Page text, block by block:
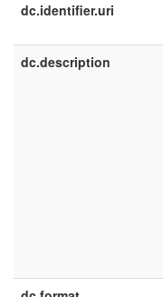
dc.identifier.uri
dc.description